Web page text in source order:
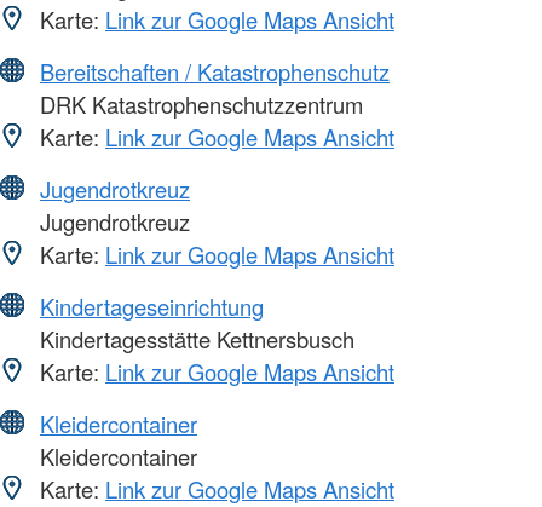
Karte: Link zur Google Maps Ansicht
Bereitschaften / Katastrophenschutz
DRK Katastrophenschutzzentrum
Karte: Link zur Google Maps Ansicht
Jugendrotkreuz
Jugendrotkreuz
Karte: Link zur Google Maps Ansicht
Kindertageseinrichtung
Kindertagesstätte Kettnersbusch
Karte: Link zur Google Maps Ansicht
Kleidercontainer
Kleidercontainer
Karte: Link zur Google Maps Ansicht